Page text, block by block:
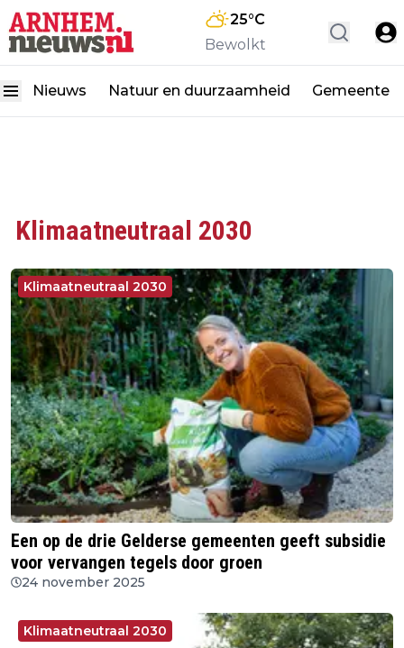
25°C
Bewolkt
Nieuws Natuur en duurzaamheid Gemeente
Klimaatneutraal 2030
Klimaatneutraal 2030
Een op de drie Gelderse gemeenten geeft subsidie
voor vervangen tegels door groen
24 november 2025
Klimaatneutraal 2030